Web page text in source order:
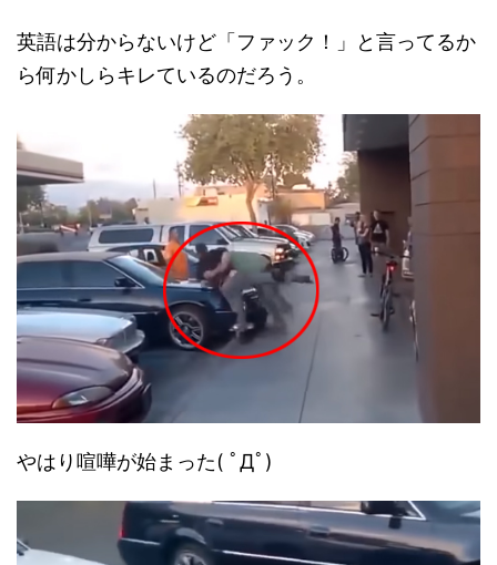
英語は分からないけど「ファック！」と言ってるか
ら何かしらキレているのだろう。
やはり喧嘩が始まった( ﾟДﾟ)